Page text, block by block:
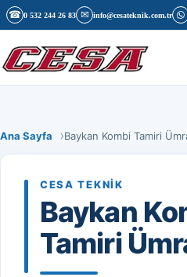
İçeriğe geç
☎ 0 532 244 26 83 ✉ info@cesateknik.com.tr
Ana Sayfa Baykan Kombi Tamiri
CESA TEKNIK
Baykan
Tamiri